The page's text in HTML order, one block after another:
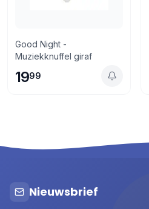
Good Night -
Muziekknuffel giraf
1999
Nieuwsbrief